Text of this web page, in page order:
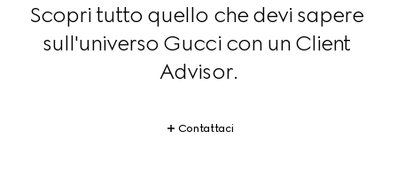
Scopri tutto quello che devi sapere
sull'universo Gucci con un Client
Advisor.
Contattaci